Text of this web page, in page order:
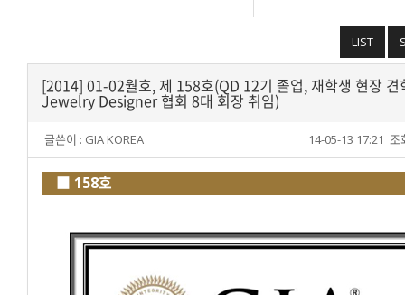
LIST
[2014] 01-02월호, 제 158호(QD 12기 졸업, 재학생 현장 견
Jewelry Designer 협회 8대 회장 취임)
글쓴이 : GIA KOREA 조
14-05-13 17:21
■ 158호